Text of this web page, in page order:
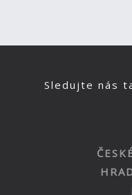
Sledujte nás